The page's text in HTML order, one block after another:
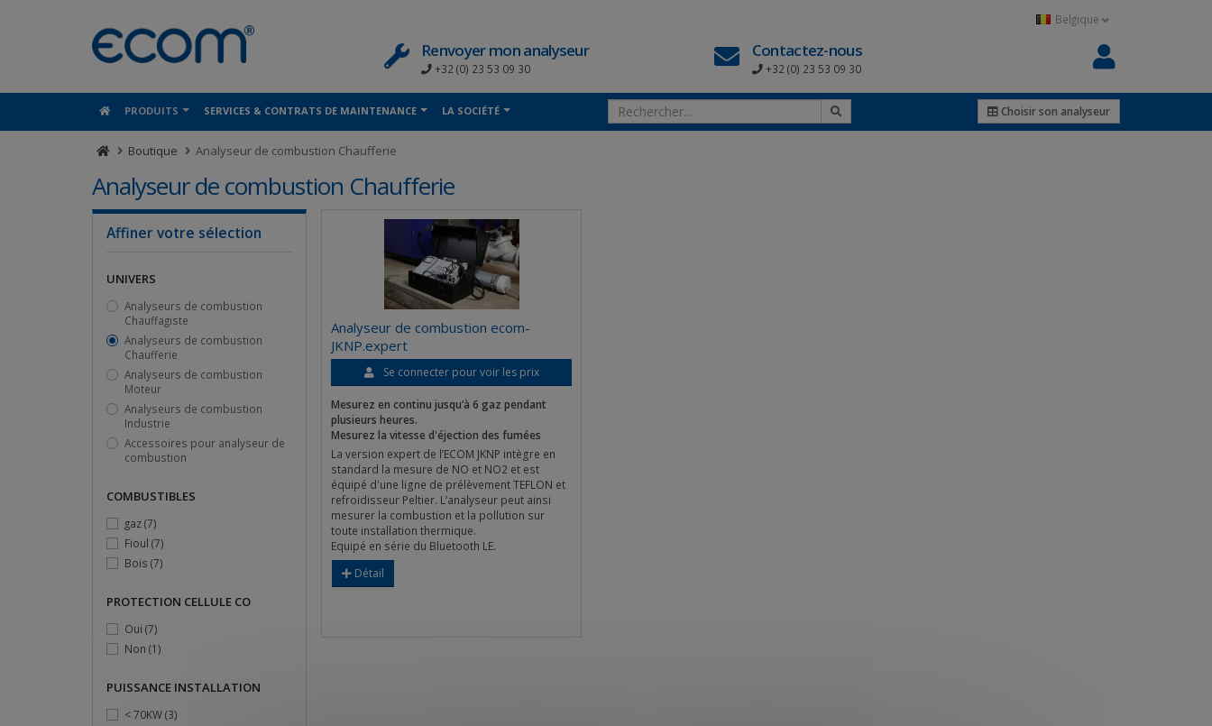
Belgique
Renvoyer mon analyseur
+32 (0) 23 53 09 30
Contactez-nous
+32 (0) 23 53 09 30
PRODUITS SERVICES & CONTRATS DE MAINTENANCE LA SOCIÉTÉ Choisir son analyseur
Boutique Analyseur de combustion Chaufferie
Analyseur de combustion Chaufferie
Analyseur de combustion ecom-
JKNP.expert
Se connecter pour voir les prix
Mesurez en continu jusqu’à 6 gaz pendant
plusieurs heures.
Mesurez la vitesse d'éjection des fumées
La version expert de l’ECOM JKNP intègre en
standard la mesure de NO et NO2 et est
équipé d'une ligne de prélèvement TEFLON et
refroidisseur Peltier. L’analyseur peut ainsi
mesurer la combustion et la pollution sur
toute installation thermique.
Equipé en série du Bluetooth LE.
Détail
Affiner votre sélection
UNIVERS
Analyseurs de combustion
Chauffagiste
Analyseurs de combustion
Chaufferie
Analyseurs de combustion
Moteur
Analyseurs de combustion
Industrie
Accessoires pour analyseur de
combustion
COMBUSTIBLES
gaz(7)
Fioul (7)
Bois (7)
PROTECTION CELLULE CO
Oui (7)
Non (1)
PUISSANCE INSTALLATION
< 70KW(3)